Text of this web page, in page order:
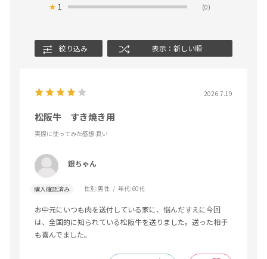
★ 1 (0)
絞り込み 表示：新しい順
2026.7.19
松阪牛 すき焼き用
実際に使ってみた感想:良い
銀ちゃん
購入確認済み 性別:男性 年代:60代
お中元にいつも肉を送付している家に、悩んだすえに今回
は、全国的に知られている松阪牛を送りました。送った相手
も喜んでました。